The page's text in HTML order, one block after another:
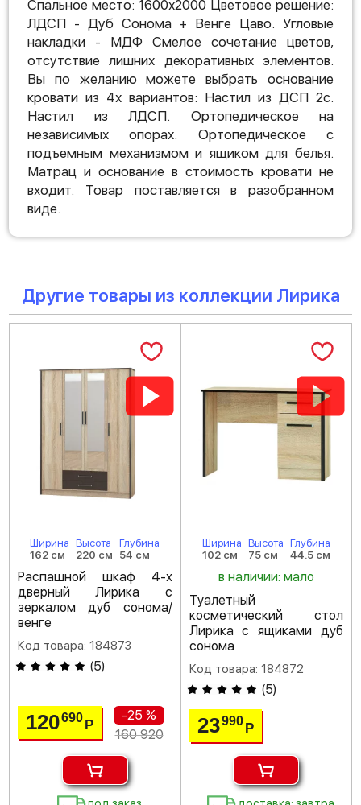
Спальное место: 1600х2000 Цветовое решение:
ЛДСП - Дуб Сонома + Венге Цаво. Угловые
накладки - МДФ Смелое сочетание цветов,
отсутствие лишних декоративных элементов.
Вы по желанию можете выбрать основание
кровати из 4х вариантов: Настил из ДСП 2с.
Настил из ЛДСП. Ортопедическое на
независимых опорах. Ортопедическое с
подъемным механизмом и ящиком для белья.
Матрац и основание в стоимость кровати не
входит. Товар поставляется в разобранном
виде.
Другие товары из коллекции Лирика
Ширина
162 см
Высота
220 см
Глубина
54 см
Распашной шкаф 4-х
дверный Лирика с
зеркалом дуб сонома/
венге
Код товара: 184873
(5)
120690Р
-25 %
160 920
Ширина
102 см
Высота
75 см
Глубина
44.5 см
в наличии: мало
Туалетный
косметический стол
Лирика с ящиками дуб
сонома
Код товара: 184872
(5)
23990 Р